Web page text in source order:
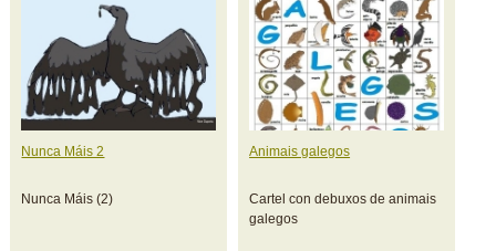
Nunca Máis 2
Nunca Máis (2)
Animais galegos
Cartel con debuxos de animais
galegos